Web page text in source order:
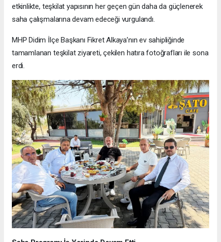
etkinlikte, teşkilat yapısının her geçen gün daha da güçlenerek
saha çalışmalarına devam edeceği vurgulandı.
MHP Didim İlçe Başkanı Fikret Alkaya’nın ev sahipliğinde
tamamlanan teşkilat ziyareti, çekilen hatıra fotoğrafları ile sona
erdi.